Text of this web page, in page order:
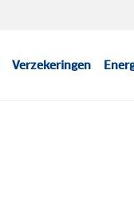
Verzekeringen